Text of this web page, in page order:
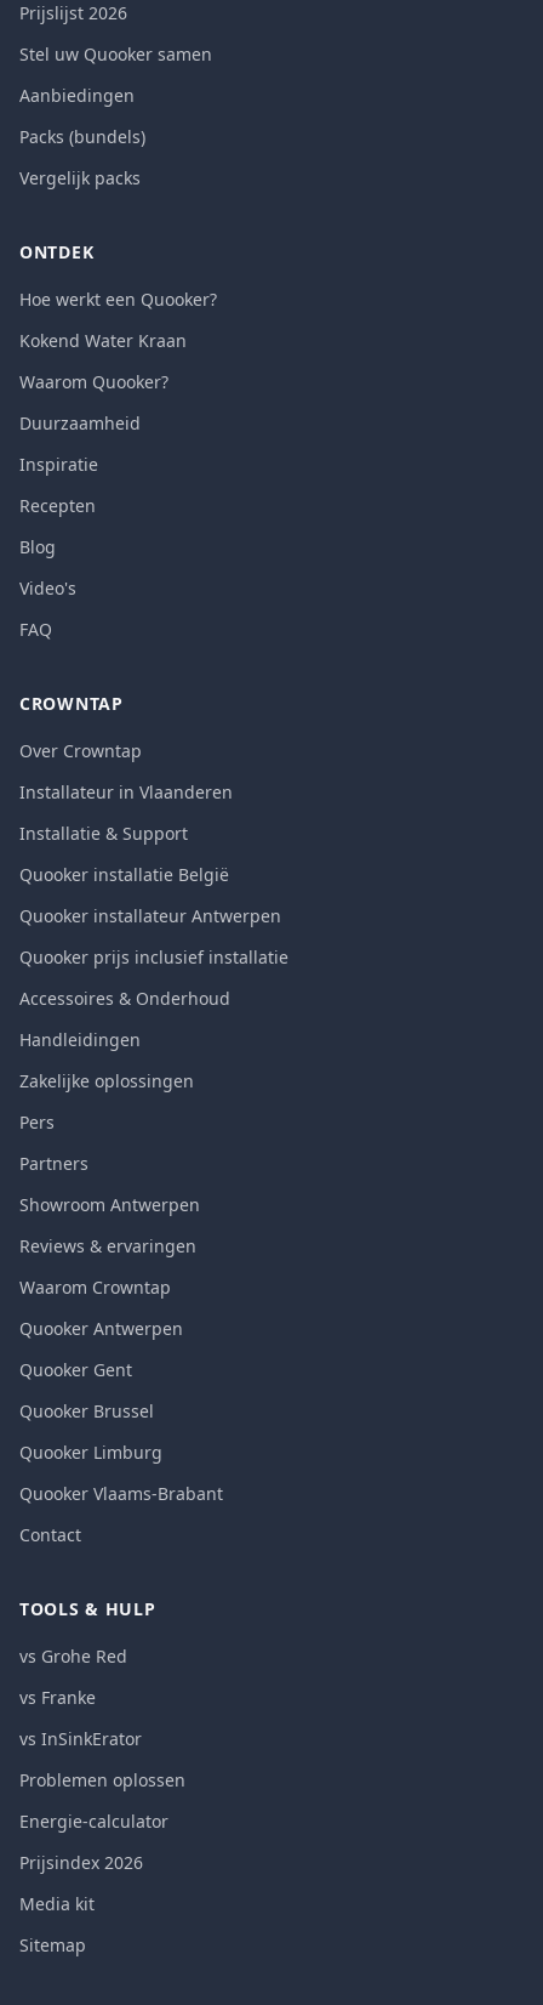
Prijslijst 2026
Stel uw Quooker samen
Aanbiedingen
Packs (bundels)
Vergelijk packs
ONTDEK
Hoe werkt een Quooker?
Kokend Water Kraan
Waarom Quooker?
Duurzaamheid
Inspiratie
Recepten
Blog
Video's
FAQ
CROWNTAP
Over Crowntap
Installateur in Vlaanderen
Installatie & Support
Quooker installatie België
Quooker installateur Antwerpen
Quooker prijs inclusief installatie
Accessoires & Onderhoud
Handleidingen
Zakelijke oplossingen
Pers
Partners
Showroom Antwerpen
Reviews & ervaringen
Waarom Crowntap
Quooker Antwerpen
Quooker Gent
Quooker Brussel
Quooker Limburg
Quooker Vlaams-Brabant
Contact
TOOLS & HULP
vs Grohe Red
vs Franke
vs InSinkErator
Problemen oplossen
Energie-calculator
Prijsindex 2026
Media kit
Sitemap